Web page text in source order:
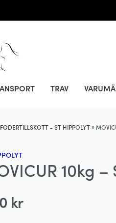
TRAV
FODERTILLSKOTT - ST HIPPOLYT»
10kg –
kr